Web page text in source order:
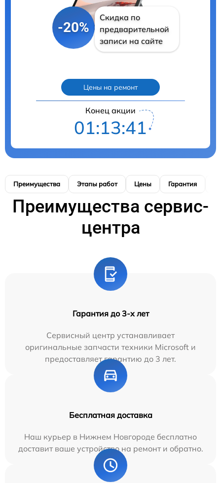
-20%
Скидка по
предварительной
записи на сайте
Цены на ремонт
Конец акции
01:13:40
Преимущества Этапы работ Цены Гарантия
Преимущества сервис-
центра
Гарантия до 3-х лет
Сервисный центр устанавливает
оригинальные запчасти техники Microsoft и
предоставляет гарантию до 3 лет.
Бесплатная доставка
Наш курьер в Нижнем Новгороде бесплатно
доставит ваше устройство на ремонт и обратно.